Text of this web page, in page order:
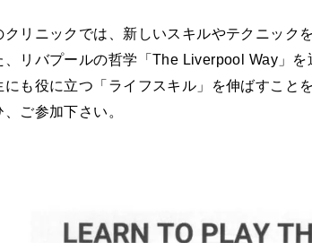
クリニックでは、新しいスキルやテクニック
、リバプールの哲学「The Liverpool Way」
にも役に立つ「ライフスキル」を伸ばすこと
、ご参加下さい。